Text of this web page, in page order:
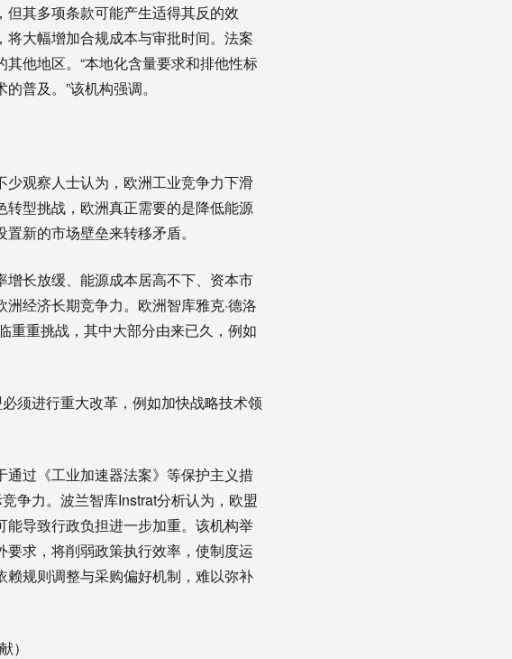
其多项条款可能产生适得其反的效
大幅增加合规成本与审批时间。法案
他地区。“本地化含量要求和排他性标
普及。”该机构强调。
观察人士认为，欧洲工业竞争力下滑
型挑战，欧洲真正需要的是降低能源
新的市场壁垒来转移矛盾。
长放缓、能源成本居高不下、资本市
经济长期竞争力。欧洲智库雅克·德洛
重重挑战，其中大部分由来已久，例如
须进行重大改革，例如加快战略技术领
过《工业加速器法案》等保护主义措
争力。波兰智库Instrat分析认为，欧盟
导致行政负担进一步加重。该机构举
求，将削弱政策执行效率，使制度运
规则调整与采购偏好机制，难以弥补
）